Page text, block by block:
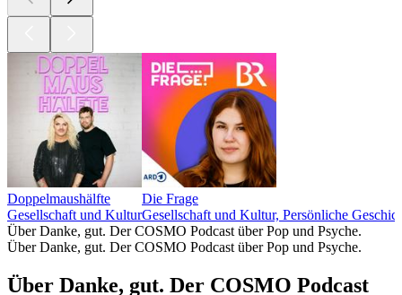
Doppelmaushälfte
Gesellschaft und Kultur
Die Frage
Gesellschaft und Kultur, Persönliche
Über Danke, gut. Der COSMO Podcast über Pop und Psyche.
Über Danke, gut. Der COSMO Podcast über Pop und Psyche.
Über Danke, gut. Der COSMO Podcast